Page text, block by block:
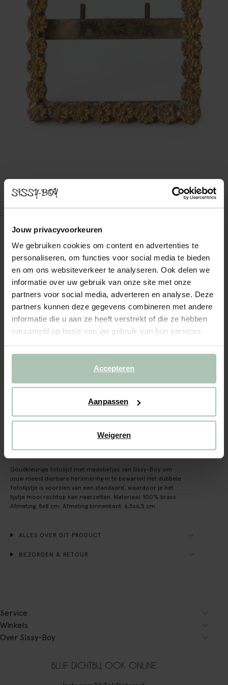
Jouw privacyvoorkeuren
We gebruiken cookies om content en advertenties te
personaliseren, om functies voor social media te bieden
en om ons websiteverkeer te analyseren. Ook delen we
informatie over uw gebruik van onze site met onze
partners voor social media, adverteren en analyse. Deze
partners kunnen deze gegevens combineren met andere
informatie die u aan ze heeft verstrekt of die ze hebben
verzameld op basis van uw gebruik van hun services.
Accepteren
Aanpassen
Weigeren
Goudkleurig fotolijstje dubbelglas staand met
madeliefjes (8x8 cm)
Gekozen maat: Onesize
Levertijd: 1–2 werkdagen
BEKIJK WINKELVOORRAAD
Gratis verzending naar winkel
Achteraf betalen
OMSCHRIJVING
Goudkleurige fotolijst met madeliefjes van Sissy-Boy om
jouw meest dierbare herinnering in te bewaren! Het dubbele
fotolijstje is voorzien van een standaard, waardoor je het
lijstje mooi rechtop kan neerzetten. Materiaal: 100% brass.
Afmeting: 8x8 cm. Afmeting binnenkant: 6,5x6,5 cm.
ALLES OVER DIT PRODUCT
BEZORGEN & RETOUR
Service
Winkels
Over Sissy-Boy
BLIJF DICHTBIJ, OOK ONLINE